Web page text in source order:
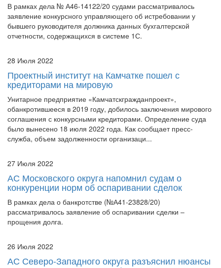
В рамках дела № А46-14122/20 судами рассматривалось
заявление конкурсного управляющего об истребовании у
бывшего руководителя должника данных бухгалтерской
отчетности, содержащихся в системе 1С.
28 Июля 2022
Проектный институт на Камчатке пошел с
кредиторами на мировую
Унитарное предприятие «Камчатскгражданпроект»,
обанкротившееся в 2019 году, добилось заключения мирового
соглашения с конкурсными кредиторами. Определение суда
было вынесено 18 июля 2022 года. Как сообщает пресс-
служба, объем задолженности организаци...
27 Июля 2022
АС Московского округа напомнил судам о
конкуренции норм об оспаривании сделок
В рамках дела о банкротстве (№А41-23828/20)
рассматривалось заявление об оспаривании сделки –
прощения долга.
26 Июля 2022
АС Северо-Западного округа разъяснил нюансы